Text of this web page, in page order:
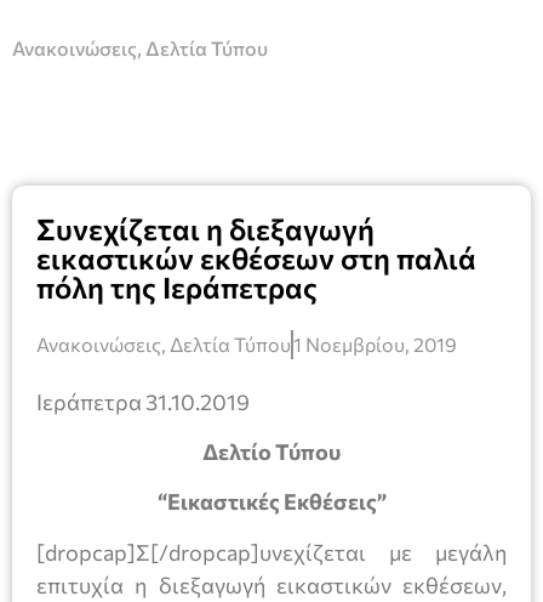
Ανακοινώσεις Δελτία Τύπου
Συνεχίζεται η διεξαγωγή
εικαστικών εκθέσεων στη παλιά
πόλη της Ιεράπετρας
Ανακοινώσεις Δελτία Τύπου1 Νοεμβρίου, 2019
Ιεράπετρα 31.10.2019
Δελτίο Τύπου
“Εικαστικές Εκθέσεις”
[dropcap]Σ[/dropcap]υνεχίζεται με μεγάλη
επιτυχία η διεξαγωγή εικαστικών εκθέσεων,